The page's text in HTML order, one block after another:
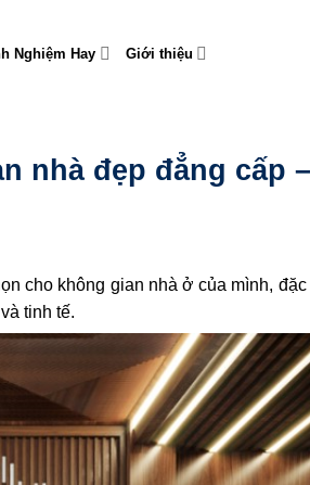
Nghiệm Hay Giới thiệu
nhà đẹp đẳng cấp
cho không gian nhà ở của mình,
tinh tế.